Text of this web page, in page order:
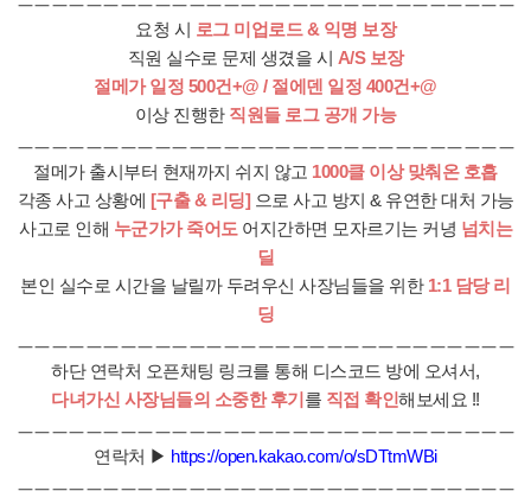
요청 시 로그 미업로드 & 익명 보장
직원 실수로 문제 생겼을 시 A/S 보장
절메가 일정 500건+@ / 절에덴 일정 400건+@
이상 진행한 직원들 로그 공개 가능
ㅡㅡㅡㅡㅡㅡㅡㅡㅡㅡㅡㅡㅡㅡㅡㅡㅡㅡㅡㅡㅡㅡㅡㅡㅡㅡㅡㅡㅡ
절메가 출시부터 현재까지 쉬지 않고 1000클 이상 맞춰온 호흡
각종 사고 상황에 [구출 & 리딩]으로 사고 방지 & 유연한 대처 가능
사고로 인해 누군가가 죽어도 어지간하면 모자르기는 커녕 넘치는
딜
본인 실수로 시간을 날릴까 두려우신 사장님들을 위한 1:1 담당 리
딩
ㅡㅡㅡㅡㅡㅡㅡㅡㅡㅡㅡㅡㅡㅡㅡㅡㅡㅡㅡㅡㅡㅡㅡㅡㅡㅡㅡㅡㅡ
하단 연락처 오픈채팅 링크를 통해 디스코드 방에 오셔서,
다녀가신 사장님들의 소중한 후기 를 직접 확인해보세요 !!
ㅡㅡㅡㅡㅡㅡㅡㅡㅡㅡㅡㅡㅡㅡㅡㅡㅡㅡㅡㅡㅡㅡㅡㅡㅡㅡㅡㅡㅡ
연락처 ▶ https://open.kakao.com/o/sDTtmWBi
ㅡㅡㅡㅡㅡㅡㅡㅡㅡㅡㅡㅡㅡㅡㅡㅡㅡㅡㅡㅡㅡㅡㅡㅡㅡㅡㅡㅡㅡ